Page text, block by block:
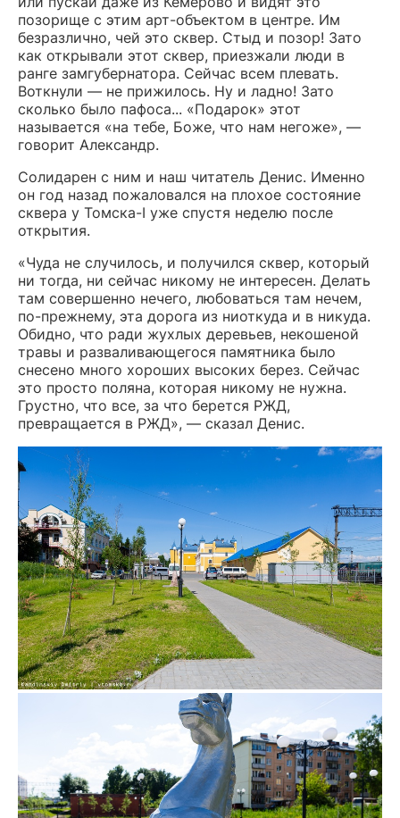
позорище с этим арт-объектом в центре. Им
безразлично, чей это сквер. Стыд и позор! Зато
как открывали этот сквер, приезжали люди в
ранге замгубернатора. Сейчас всем плевать.
Воткнули — не прижилось. Ну и ладно! Зато
сколько было пафоса... «Подарок» этот
называется «на тебе, Боже, что нам негоже», —
говорит Александр.
Солидарен с ним и наш читатель Денис. Именно
он год назад пожаловался на плохое состояние
сквера у Томска-I уже спустя неделю после
открытия.
«Чуда не случилось, и получился сквер, который
ни тогда, ни сейчас никому не интересен. Делать
там совершенно нечего, любоваться там нечем,
по-прежнему, эта дорога из ниоткуда и в никуда.
Обидно, что ради жухлых деревьев, некошеной
травы и разваливающегося памятника было
снесено много хороших высоких берез. Сейчас
это просто поляна, которая никому не нужна.
Грустно, что все, за что берется РЖД,
превращается в РЖД», — сказал Денис.